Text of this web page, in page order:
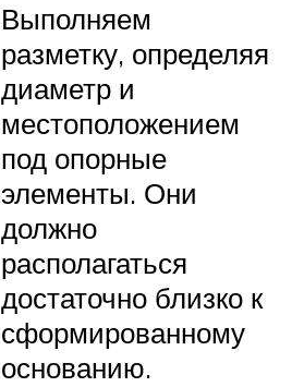
Выполняем
разметку, определяя
диаметр и
местоположением
под опорные
элементы. Они
должно
располагаться
достаточно близко к
сформированному
основанию.